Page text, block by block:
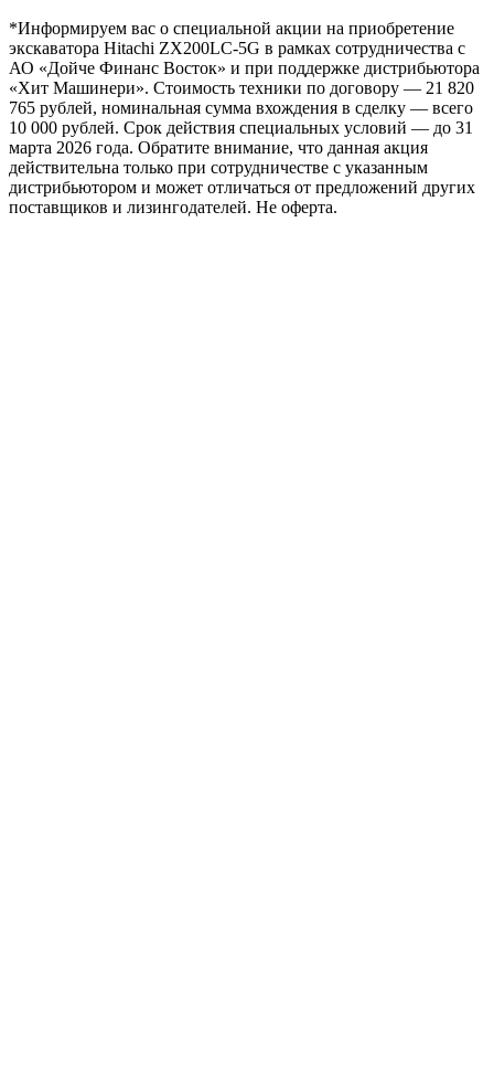
*Информируем вас о специальной акции на приобретение
экскаватора Hitachi ZX200LC-5G в рамках сотрудничества с
АО «Дойче Финанс Восток» и при поддержке дистрибьютора
«Хит Машинери». Стоимость техники по договору — 21 820
765 рублей, номинальная сумма вхождения в сделку — всего
10 000 рублей. Срок действия специальных условий — до 31
марта 2026 года. Обратите внимание, что данная акция
действительна только при сотрудничестве с указанным
дистрибьютором и может отличаться от предложений других
поставщиков и лизингодателей. Не оферта.